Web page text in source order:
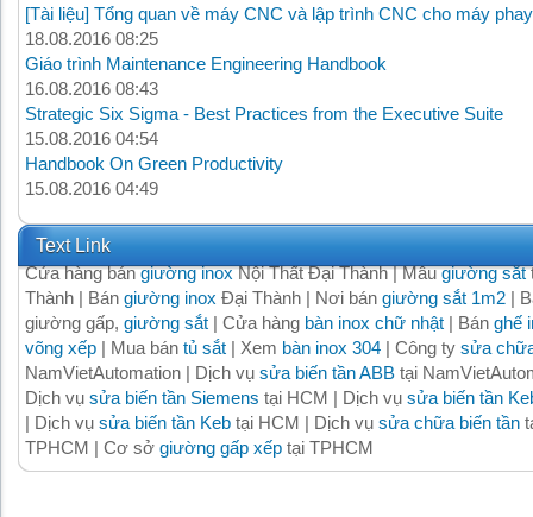
[Tài liệu] Tổng quan về máy CNC và lập trình CNC cho máy
18.08.2016 08:25
Giáo trình Maintenance Engineering Handbook
16.08.2016 08:43
Strategic Six Sigma - Best Practices from the Executive Suite
15.08.2016 04:54
Handbook On Green Productivity
15.08.2016 04:49
Text Link
Cửa hàng bángiường inoxNội Thất Đại Thành | Mẫugiường sắt
Thành | Bán giường inox Đại Thành | Nơi bán giường sắt 1m2 |
giường gấp, giường sắt | Cửa hàng bàn inox chữ nhật | Bán ghế
võng xếp | Mua bán tủ sắt | Xem bàn inox 304 | Công ty sửa
NamVietAutomation | Dịch vụ sửa biến tần ABB tại
Dịch vụ sửa biến tần Siemens tại HCM | Dịch vụ sửa biến tần
| Dịch vụ sửa biến tần Keb tại HCM | Dịch vụ sửa chữa biến tần
TPHCM | Cơ sở giường gấp xếp tại TPHCM